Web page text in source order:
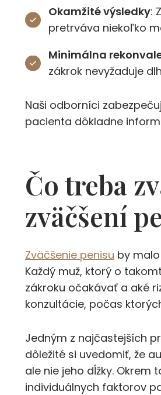
Okamžité výsledky:
pretrváva niekoľko
Minimálna
zákrok nevyžaduje
Naši odborníci
pacienta dôkladne
Čo treba
zväčšení
Zväčšenie penisu by
Každý muž, ktorý o
zákroku očakávať a aké
konzultácie, počas
Jedným z najčastejších
dôležité si uvedomiť, že
ale nie jeho dĺžky.
individuálnych faktorov